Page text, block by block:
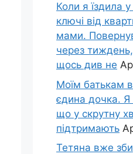
Коли я їздила у
ключі від
мами.
через
щось див не
Моїм батькам
єдина дочка. Я
що у скрутну
підтримають
Тетяна вже